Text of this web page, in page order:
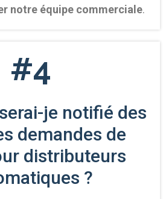
notre équipe commerciale.
#4
je notifié des
demandes de
distributeurs
?